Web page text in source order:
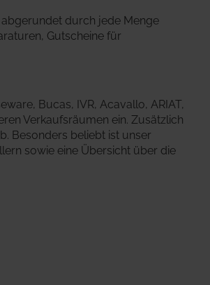
durch jede Menge
Gutscheine für
Bucas, IVR, Acavallo, ARIAT,
Verkaufsräumen ein. Zusätzlich
Besonders beliebt ist unser
sowie eine Übersicht über die